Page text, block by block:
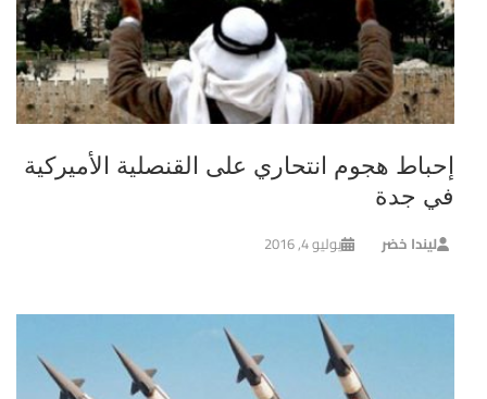
إحباط هجوم انتحاري على القنصلية الأميركية
في جدة
ليندا خضر يوليو 4, 2016